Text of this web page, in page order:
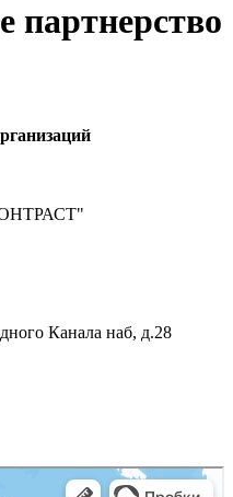
партнерство
Канала наб, д.28